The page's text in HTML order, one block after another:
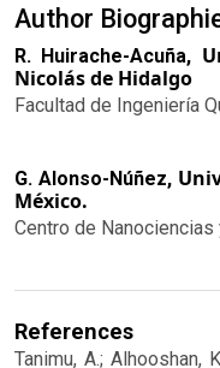
Author
R. Huirache-Acuña,
Nicolás de Hidalgo
Facultad de Ingeniería
G. Alonso-Núñez,
México.
Centro de
References
Tanimu, A.; Alhooshan,